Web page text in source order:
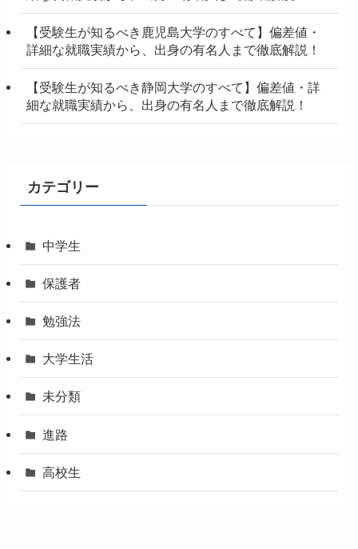
【受験生が知るべき鹿児島大学のすべて】偏差値・
詳細な就職実績から、出身の有名人まで徹底解説！
【受験生が知るべき静岡大学のすべて】偏差値・詳
細な就職実績から、出身の有名人まで徹底解説！
カテゴリー
中学生
保護者
勉強法
大学生活
未分類
進路
高校生